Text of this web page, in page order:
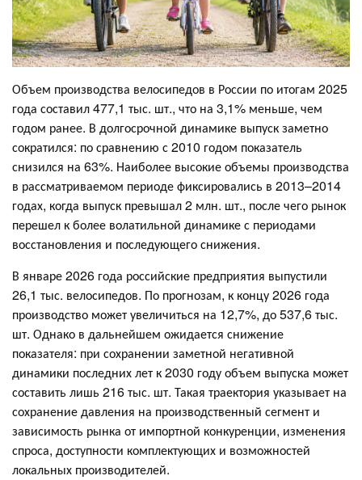
Объем производства велосипедов в России по итогам 2025
года составил 477,1 тыс. шт., что на 3,1% меньше, чем
годом ранее. В долгосрочной динамике выпуск заметно
сократился: по сравнению с 2010 годом показатель
снизился на 63%. Наиболее высокие объемы производства
в рассматриваемом периоде фиксировались в 2013–2014
годах, когда выпуск превышал 2 млн. шт., после чего рынок
перешел к более волатильной динамике с периодами
восстановления и последующего снижения.
В январе 2026 года российские предприятия выпустили
26,1 тыс. велосипедов. По прогнозам, к концу 2026 года
производство может увеличиться на 12,7%, до 537,6 тыс.
шт. Однако в дальнейшем ожидается снижение
показателя: при сохранении заметной негативной
динамики последних лет к 2030 году объем выпуска может
составить лишь 216 тыс. шт. Такая траектория указывает на
сохранение давления на производственный сегмент и
зависимость рынка от импортной конкуренции, изменения
спроса, доступности комплектующих и возможностей
локальных производителей.